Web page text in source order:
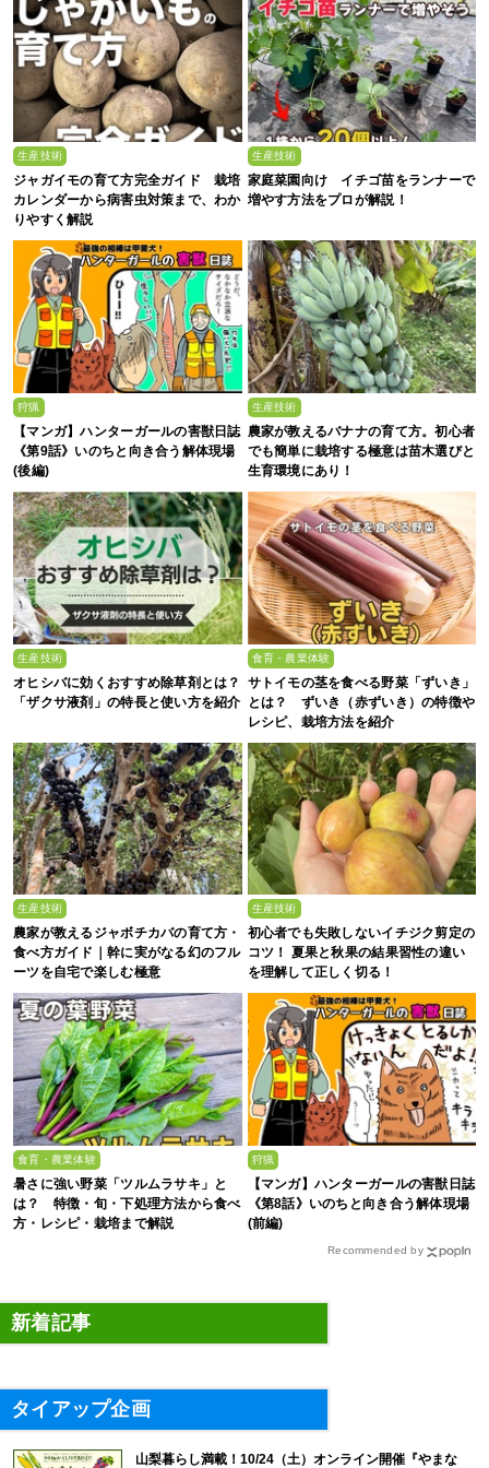
生産技術
ジャガイモの育て方完全ガイド 栽培
カレンダーから病害虫対策まで、わか
りやすく解説
生産技術
家庭菜園向け イチゴ苗をランナーで
増やす方法をプロが解説！
狩猟
【マンガ】ハンターガールの害獣日誌
《第9話》いのちと向き合う解体現場
(後編)
生産技術
農家が教えるバナナの育て方。初心者
でも簡単に栽培する極意は苗木選びと
生育環境にあり！
生産技術
オヒシバに効くおすすめ除草剤とは？
「ザクサ液剤」の特長と使い方を紹介
食育・農業体験
サトイモの茎を食べる野菜「ずいき」
とは？ ずいき（赤ずいき）の特徴や
レシピ、栽培方法を紹介
生産技術
農家が教えるジャボチカバの育て方・
食べ方ガイド｜幹に実がなる幻のフル
ーツを自宅で楽しむ極意
生産技術
初心者でも失敗しないイチジク剪定の
コツ！ 夏果と秋果の結果習性の違い
を理解して正しく切る！
食育・農業体験
暑さに強い野菜「ツルムラサキ」と
は？ 特徴・旬・下処理方法から食べ
方・レシピ・栽培まで解説
狩猟
【マンガ】ハンターガールの害獣日誌
《第8話》いのちと向き合う解体現場
(前編)
Recommended by
新着記事
タイアップ企画
山梨暮らし満載！10/24（土）オンライン開催『やまな